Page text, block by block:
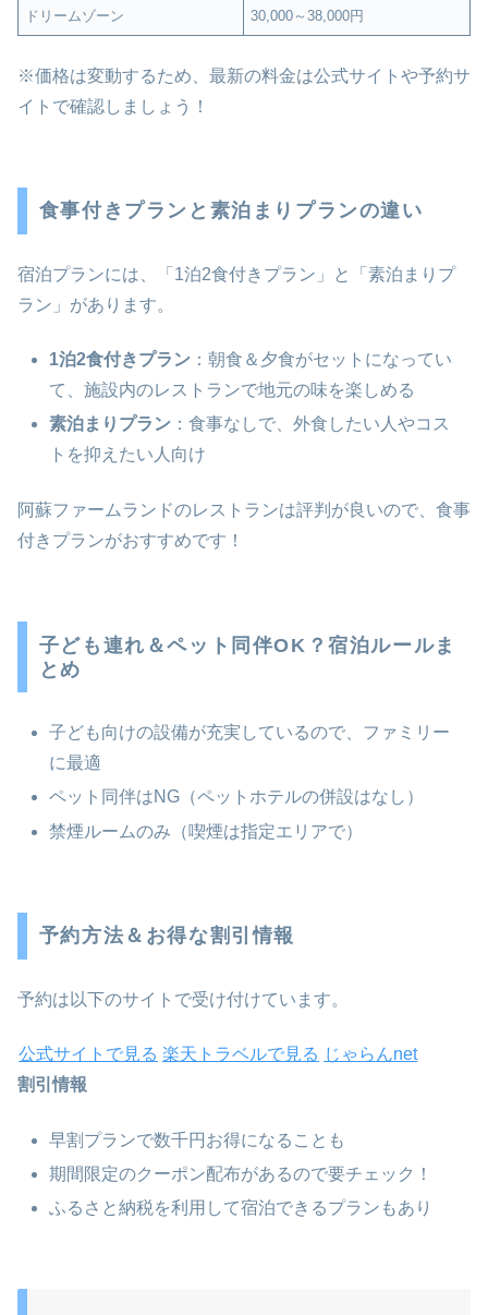
ドリームゾーン 30,000～38,000円
※価格は変動するため、最新の料金は公式サイトや予約サ
イトで確認しましょう！
食事付きプランと素泊まりプランの違い
宿泊プランには、「1泊2食付きプラン」と「素泊まりプ
ラン」があります。
1泊2食付きプラン ：朝食＆夕食がセットになってい
て、施設内のレストランで地元の味を楽しめる
素泊まりプラン ：食事なしで、外食したい人やコス
トを抑えたい人向け
阿蘇ファームランドのレストランは評判が良いので、食事
付きプランがおすすめです！
子ども連れ＆ペット同伴OK？宿泊ルールま
とめ
子ども向けの設備が充実しているので、ファミリー
に最適
ペット同伴はNG（ペットホテルの併設はなし）
禁煙ルームのみ（喫煙は指定エリアで）
予約方法＆お得な割引情報
予約は以下のサイトで受け付けています。
公式サイトで見る 楽天トラベルで見る じゃらんnet
割引情報
早割プランで数千円お得になることも
期間限定のクーポン配布があるので要チェック！
ふるさと納税を利用して宿泊できるプランもあり